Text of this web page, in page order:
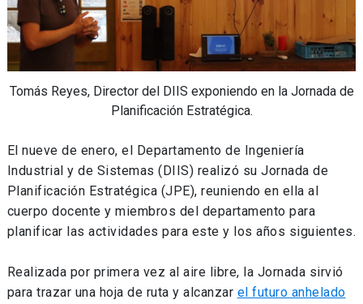
Tomás Reyes, Director del DIIS exponiendo en la Jornada de
Planificación Estratégica.
El nueve de enero, el Departamento de Ingeniería
Industrial y de Sistemas (DIIS) realizó su Jornada de
Planificación Estratégica (JPE), reuniendo en ella al
cuerpo docente y miembros del departamento para
planificar las actividades para este y los años siguientes.
Realizada por primera vez al aire libre, la Jornada sirvió
para trazar una hoja de ruta y alcanzar el futuro anhelado